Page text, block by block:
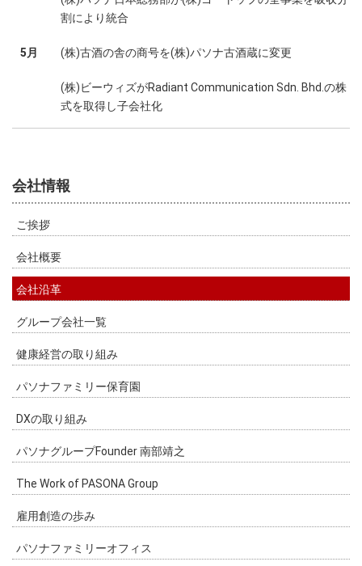
割により統合
5月 (株)古酒の舎の商号を(株)パソナ古酒蔵に変更
(株)ビーウィズがRadiant Communication Sdn. Bhd.の株
式を取得し子会社化
会社情報
ご挨拶
会社概要
会社沿革
グループ会社一覧
健康経営の取り組み
パソナファミリー保育園
DXの取り組み
パソナグループFounder 南部靖之
The Work of PASONA Group
雇用創造の歩み
パソナファミリーオフィス